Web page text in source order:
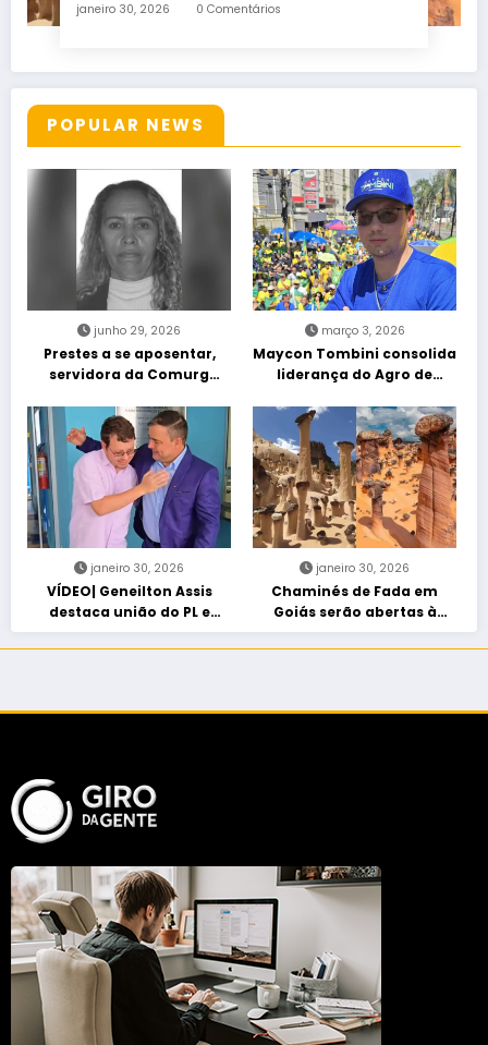
janeiro 30, 2026 0 Comentários
POPULAR NEWS
junho 29, 2026
Prestes a se aposentar,
servidora da Comurg
entra em protocolo de
morte encefálica
março 3, 2026
Maycon Tombini consolida
liderança do Agro de
“Acorda Brasil” em Goiânia
janeiro 30, 2026
VÍDEO| Geneilton Assis
destaca união do PL e
consolidação de apoio a
Maycon Tombini em Jataí
janeiro 30, 2026
Chaminés de Fada em
Goiás serão abertas à
visitação controlada